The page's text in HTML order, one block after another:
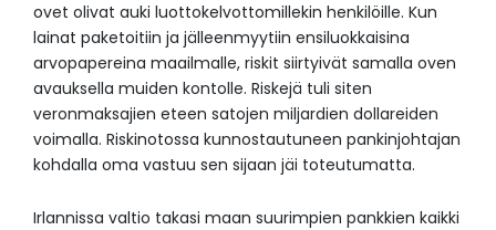
ovet olivat auki luottokelvottomillekin henkilöille. Kun
lainat paketoitiin ja jälleenmyytiin ensiluokkaisina
arvopapereina maailmalle, riskit siirtyivät samalla oven
avauksella muiden kontolle. Riskejä tuli siten
veronmaksajien eteen satojen miljardien dollareiden
voimalla. Riskinotossa kunnostautuneen pankinjohtajan
kohdalla oma vastuu sen sijaan jäi toteutumatta.
Irlannissa valtio takasi maan suurimpien pankkien kaikki